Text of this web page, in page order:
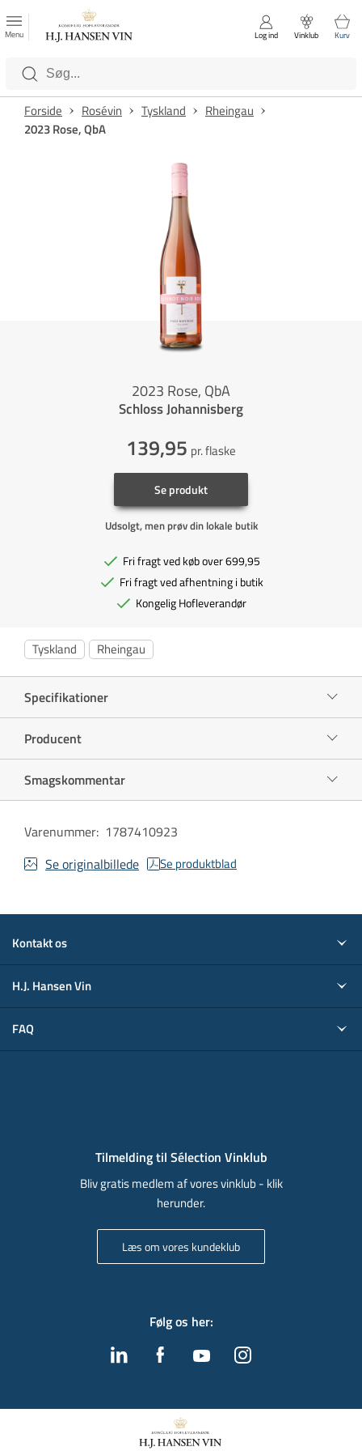
Luk
Kategorier
Menu Log ind Vinklub Kurv
Forside Rosévin Tyskland
Rheingau
2023 Rose, QbA
2023 Rose, QbA
Schloss Johannisberg
139,95 pr. flaske
Se produkt
Udsolgt, men prøv din lokale butik
Fri fragt ved køb over 699,95
Fri fragt ved afhentning i butik
Kongelig Hofleverandør
Tyskland Rheingau
Specifikationer
Producent
Smagskommentar
Varenummer: 1787410923
Se originalbillede
Se produktblad
Kontakt os
H.J. Hansen Vin
FAQ
Tilmelding til Sélection Vinklub
Bliv gratis medlem af vores vinklub - klik
herunder.
Læs om vores kundeklub
Følg os her: